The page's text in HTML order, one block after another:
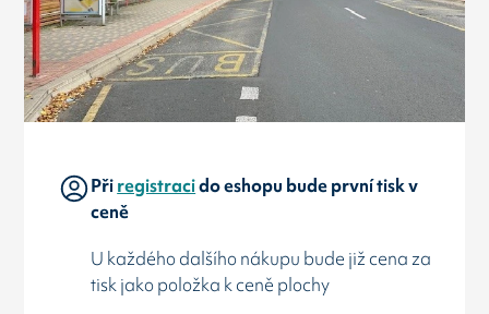
Přiregistracido eshopu bude první tisk v
ceně
U každého dalšího nákupu bude již cena za
tisk jako položka k ceně plochy